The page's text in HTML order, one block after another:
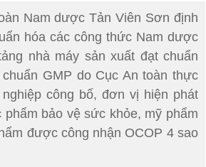
Nam dược Tản Viên Sơn định
hóa các công thức Nam dược
nhà máy sản xuất đạt chuẩn
GMP do Cục An toàn thực
công bố, đơn vị hiện phát
bảo vệ sức khỏe, mỹ phẩm
được công nhận OCOP 4 sao